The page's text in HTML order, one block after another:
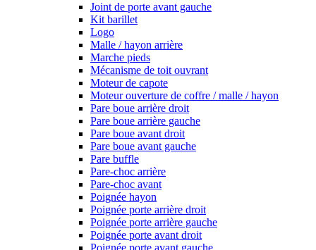
Joint de porte avant gauche
Kit barillet
Logo
Malle / hayon arrière
Marche pieds
Mécanisme de toit ouvrant
Moteur de capote
Moteur ouverture de coffre / malle / hayon
Pare boue arrière droit
Pare boue arrière gauche
Pare boue avant droit
Pare boue avant gauche
Pare buffle
Pare-choc arrière
Pare-choc avant
Poignée hayon
Poignée porte arrière droit
Poignée porte arrière gauche
Poignée porte avant droit
Poignée porte avant gauche